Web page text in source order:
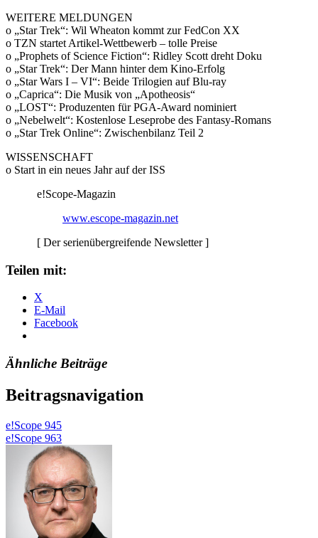
WEITERE MELDUNGEN
o „Star Trek“: Wil Wheaton kommt zur FedCon XX
o TZN startet Artikel-Wettbewerb – tolle Preise
o „Prophets of Science Fiction“: Ridley Scott dreht Doku
o „Star Trek“: Der Mann hinter dem Kino-Erfolg
o „Star Wars I – VI“: Beide Trilogien auf Blu-ray
o „Caprica“: Die Musik von „Apotheosis“
o „LOST“: Produzenten für PGA-Award nominiert
o „Nebelwelt“: Kostenlose Leseprobe des Fantasy-Romans
o „Star Trek Online“: Zwischenbilanz Teil 2
WISSENSCHAFT
o Start in ein neues Jahr auf der ISS
e!Scope-Magazin
www.escope-magazin.net
[ Der serienübergreifende Newsletter ]
Teilen mit:
X
E-Mail
Facebook
Ähnliche Beiträge
Beitragsnavigation
e!Scope 945
e!Scope 963